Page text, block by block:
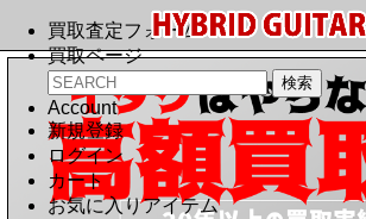
買取査定フォーム
買取ページ
Account
新規登録
ログイン
カート
お気に入りアイテム